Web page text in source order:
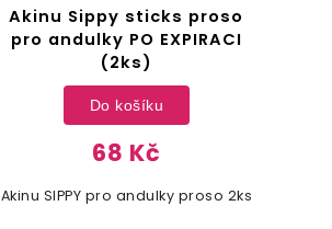
Akinu Sippy sticks proso
pro andulky PO EXPIRACI
(2ks)
68 Kč
Do košíku
Akinu SIPPY pro andulky proso 2ks